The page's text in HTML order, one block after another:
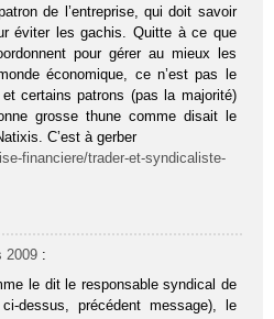
de l’entreprise, qui doit savoir
éviter les gachis. Quitte à ce que
pour gérer au mieux les
économique, ce n’est pas le
certains patrons (pas la majorité)
grosse thune comme disait le
C’est à gerber
financiere/trader-et-syndicaliste-
2009 :
le dit le responsable syndical de
dessus, précédent message), le